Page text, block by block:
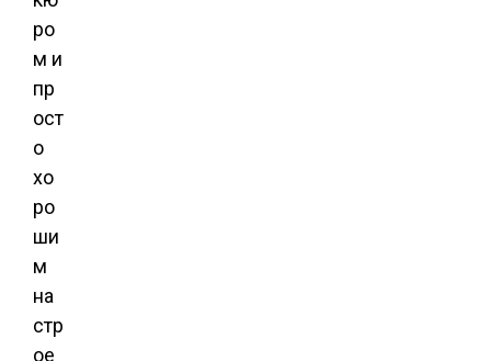
ро
м и
пр
ост
о
хо
ро
ши
м
на
стр
ое